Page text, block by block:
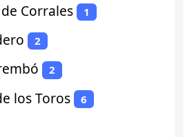
Corrales 1
2
2
los Toros 6